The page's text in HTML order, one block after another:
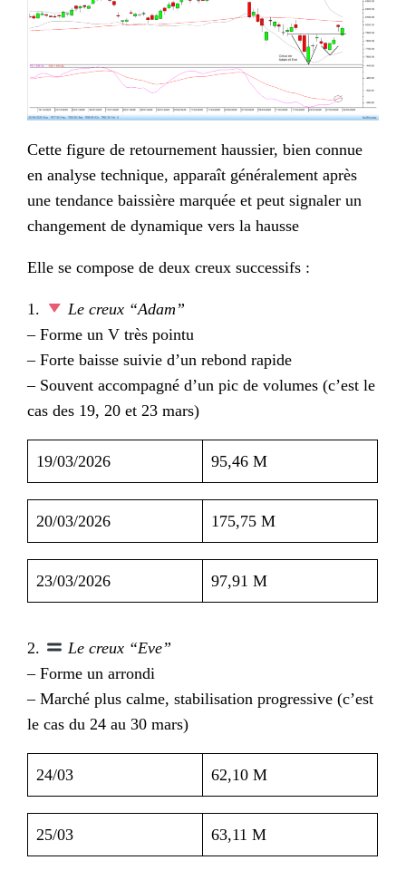
Cette figure de retournement haussier, bien connue
en analyse technique, apparaît généralement après
une tendance baissière marquée et peut signaler un
changement de dynamique vers la hausse
Elle se compose de deux creux successifs :
1.
Le creux “Adam”
– Forme un V très pointu
– Forte baisse suivie d’un rebond rapide
– Souvent accompagné d’un pic de volumes (c’est le
cas des 19, 20 et 23 mars)
19/03/2026 95,46 M
20/03/2026 175,75 M
23/03/2026 97,91 M
2.
Le creux “Eve”
– Forme un arrondi
– Marché plus calme, stabilisation progressive (c’est
le cas du 24 au 30 mars)
24/03 62,10 M
25/03 63,11 M